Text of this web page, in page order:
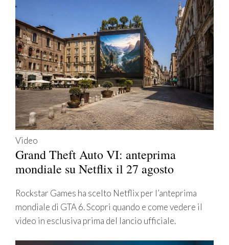
Video
Grand Theft Auto VI: anteprima
mondiale su Netflix il 27 agosto
Rockstar Games ha scelto Netflix per l’anteprima
mondiale di GTA 6. Scopri quando e come vedere il
video in esclusiva prima del lancio ufficiale.